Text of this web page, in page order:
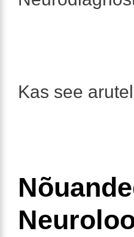
Kas see